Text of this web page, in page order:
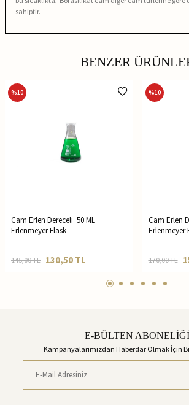
sahiptir.
BENZER
%10
Cam Erlen Dereceli 50 ML
Erlenmeyer Flask
145,00TL 130,50 TL
%10
Cam Erlen
Erlenmeyer
170,00TL
E-BÜLTEN ABONELİĞİ
Kampanyalarımızdan Haberdar Olmak İçin